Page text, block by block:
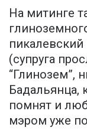
На митинге
(супруга
“Глинозем”,
Бадальянца,
помнят и
мэром уже